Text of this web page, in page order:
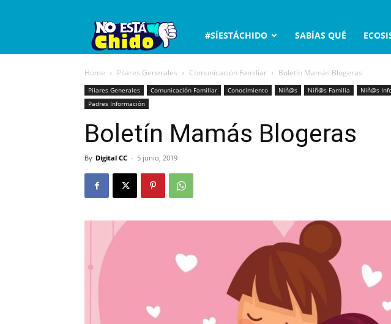
No
está
#SÍESTÁCHIDO SABÍAS QUÉ
Home Pilares Generales Comunicación Familiar Boletín Mamás Blogeras
Pilares Generales Comunicación Familiar Conocimiento Niñ@s Niñ@s Familia Niñ@s
Padres Información
Boletín Mamás Blogeras
By Digital CC - 5 junio, 2019